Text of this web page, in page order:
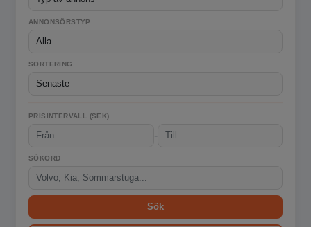
ANNONSÖRSTYP
SORTERING
PRISINTERVALL (SEK)
-
SÖKORD
Sök